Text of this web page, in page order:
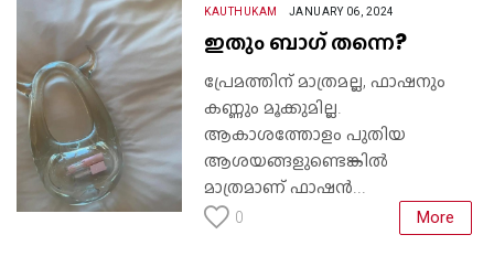
KAUTHUKAM JANUARY 06, 2024
ഇതും ബാഗ് തന്നെ?
പ്രേമത്തിന് മാത്രമല്ല, ഫാഷനും
കണ്ണും മൂക്കുമില്ല.
ആകാശത്തോളം പുതിയ
ആശയങ്ങളുണ്ടെങ്കിൽ
മാത്രമാണ് ഫാഷൻ...
0 More